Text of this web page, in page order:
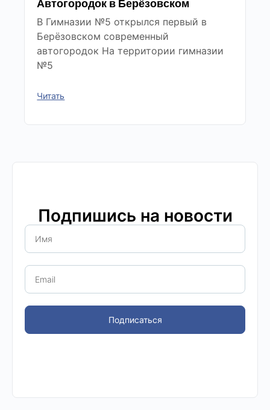
Автогородок в Берёзовском
В Гимназии №5 открылся первый в
Берёзовском современный
автогородок На территории гимназии
№5
Читать
Подпишись на новости
Подписаться